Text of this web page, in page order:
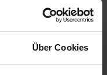
Über Cookies
das Datum an, wenn
Domains zu: